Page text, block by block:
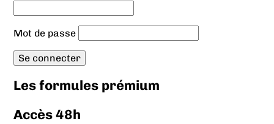
Mot de passe
Les formules prémium
Accès 48h